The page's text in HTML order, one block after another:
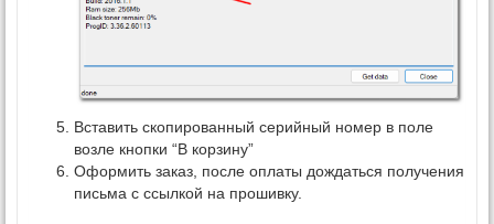
Вставить скопированный серийный номер в поле
возле кнопки “В корзину”
Оформить заказ, после оплаты дождаться получения
письма с ссылкой на прошивку.